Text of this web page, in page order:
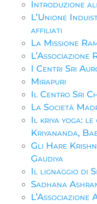
Introduzione
L’Unione
affiliati
La Missione
L’Associazione
I Centri Sri
Mirapuri
Il Centro Sri
La Società
Il kriya yoga: le
Kriyananda,
Gli Hare
Gaudiya
Il lignaggio di
Sadhana
L’Associazione